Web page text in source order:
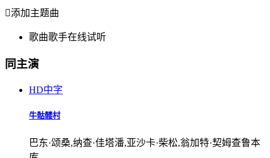
添加主题曲
歌曲歌手在线试听
同主演
HD中字
牛骷髅村
巴东·颂桑,纳查·佳塔潘,亚沙卡·柴松,翁加特·契姆查鲁本